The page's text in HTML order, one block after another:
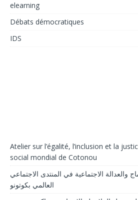
elearning
Débats démocratiques
IDS
Atelier sur l’égalité, l’inclusion et la
social mondial de Cotonou
والعدالة الاجتماعية في المنتدى الاجتماعي
العالمي بكوتونو